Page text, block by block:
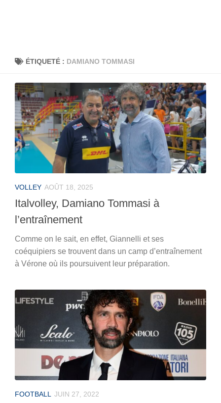
ÉTIQUETÉ : DAMIANO TOMMASI
VOLLEY AOÛT 18, 2025
Italvolley, Damiano Tommasi à
l’entraînement
Comme on le sait, en effet, Giannelli et ses
coéquipiers se trouvent dans un camp d’entraînement
à Vérone où ils poursuivent leur préparation.
FOOTBALL JUIN 27, 2022